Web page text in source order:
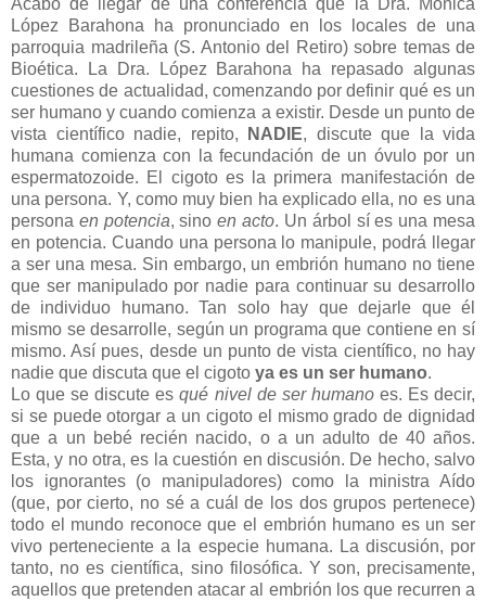
Acabo de llegar de una conferencia que la Dra. Mónica
López Barahona ha pronunciado en los locales de una
parroquia madrileña (S. Antonio del Retiro) sobre temas de
Bioética. La Dra. López Barahona ha repasado algunas
cuestiones de actualidad, comenzando por definir qué es un
ser humano y cuando comienza a existir. Desde un punto de
vista científico nadie, repito,
NADIE, discute que la vida
humana comienza con la fecundación de un óvulo por un
espermatozoide. El cigoto es la primera manifestación de
una persona. Y, como muy bien ha explicado ella, no es una
persona en potencia, sinoen acto. Un árbol sí es una mesa
en potencia. Cuando una persona lo manipule, podrá llegar
a ser una mesa. Sin embargo, un embrión humano no tiene
que ser manipulado por nadie para continuar su desarrollo
de individuo humano. Tan solo hay que dejarle que él
mismo se desarrolle, según un programa que contiene en sí
mismo. Así pues, desde un punto de vista científico, no hay
nadie que discuta que el cigoto ya es un ser humano.
Lo que se discute esqué nivel de ser humanoes. Es decir,
si se puede otorgar a un cigoto el mismo grado de dignidad
que a un bebé recién nacido, o a un adulto de 40 años.
Esta, y no otra, es la cuestión en discusión. De hecho, salvo
los ignorantes (o manipuladores) como la ministra Aído
(que, por cierto, no sé a cuál de los dos grupos pertenece)
todo el mundo reconoce que el embrión humano es un ser
vivo perteneciente a la especie humana. La discusión, por
tanto, no es científica, sino filosófica. Y son, precisamente,
aquellos que pretenden atacar al embrión los que recurren a